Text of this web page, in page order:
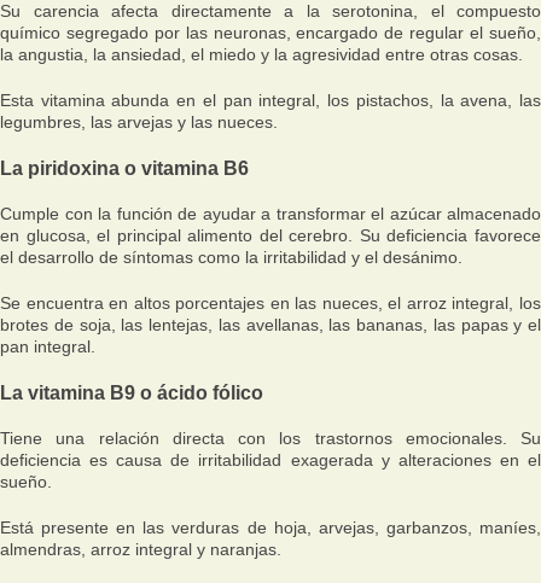
Su carencia afecta directamente a la serotonina, el compuesto
químico segregado por las neuronas, encargado de regular el sueño,
la angustia, la ansiedad, el miedo y la agresividad entre otras cosas.
Esta vitamina abunda en el pan integral, los pistachos, la avena, las
legumbres, las arvejas y las nueces.
La piridoxina o vitamina B6
Cumple con la función de ayudar a transformar el azúcar almacenado
en glucosa, el principal alimento del cerebro. Su deficiencia favorece
el desarrollo de síntomas como la irritabilidad y el desánimo.
Se encuentra en altos porcentajes en las nueces, el arroz integral, los
brotes de soja, las lentejas, las avellanas, las bananas, las papas y el
pan integral.
La vitamina B9 o ácido fólico
Tiene una relación directa con los trastornos emocionales. Su
deficiencia es causa de irritabilidad exagerada y alteraciones en el
sueño.
Está presente en las verduras de hoja, arvejas, garbanzos, maníes,
almendras, arroz integral y naranjas.